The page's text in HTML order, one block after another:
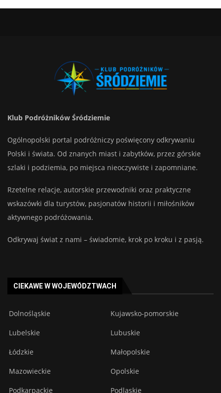
Klub Podróżników Śródziemie
Ogólnopolski portal podróżniczy poświęcony odkrywaniu
Polski i świata. Od znanych miast i zabytków, przez górskie
szlaki i podziemia, po miejsca nieoczywiste i zapomniane.
Rzetelne relacje, autorskie przewodniki oraz praktyczne
wskazówki dla turystów, pasjonatów historii i miłośników
aktywnego podróżowania.
Odkrywaj świat z nami – świadomie, krok po kroku i z pasją.
CIEKAWE W WOJEWÓDZTWACH
Dolnośląskie Kujawsko-pomorskie
Lubelskie Lubuskie
Łódzkie Małopolskie
Mazowieckie Opolskie
Podkarpackie Podlaskie